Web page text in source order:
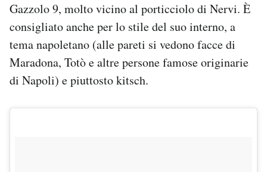
Gazzolo 9, molto vicino al porticciolo di Nervi. È
consigliato anche per lo stile del suo interno, a
tema napoletano (alle pareti si vedono facce di
Maradona, Totò e altre persone famose originarie
di Napoli) e piuttosto kitsch.